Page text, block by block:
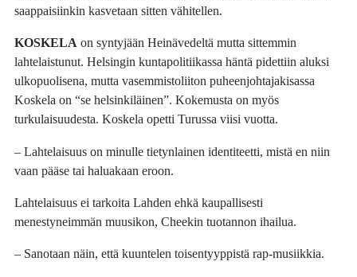
saappaisiinkin kasvetaan sitten vähitellen.
KOSKELA on syntyjään Heinävedeltä mutta sittemmin
lahtelaistunut. Helsingin kuntapolitiikassa häntä pidettiin aluksi
ulkopuolisena, mutta vasemmistoliiton puheenjohtajakisassa
Koskela on “se helsinkiläinen”. Kokemusta on myös
turkulaisuudesta. Koskela opetti Turussa viisi vuotta.
– Lahtelaisuus on minulle tietynlainen identiteetti, mistä en niin
vaan pääse tai haluakaan eroon.
Lahtelaisuus ei tarkoita Lahden ehkä kaupallisesti
menestyneimmän muusikon, Cheekin tuotannon ihailua.
– Sanotaan näin, että kuuntelen toisentyyppistä rap-musiikkia.